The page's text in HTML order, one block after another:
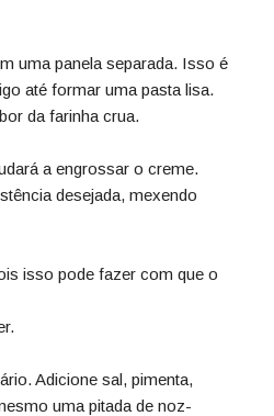
uma panela separada. Isso é
até formar uma pasta lisa.
da farinha crua.
a engrossar o creme.
desejada, mexendo
isso pode fazer com que o
Adicione sal, pimenta,
uma pitada de noz-